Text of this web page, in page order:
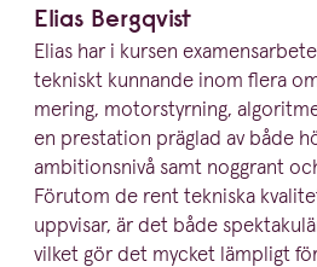
Elias Bergqvist
Elias har i kursen
tekniskt kunnande inom flera
mering, motor­styrning,
en prestation präglad av både
ambitionsnivå samt noggrant
Förutom de rent tekniska
uppvisar, är det både
vilket gör det mycket lämpligt